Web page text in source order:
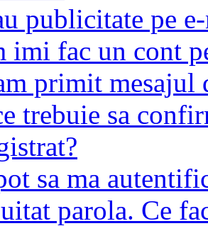
publicitate pe
imi fac un cont
primit mesajul
trebuie sa
sa ma
parola. Ce